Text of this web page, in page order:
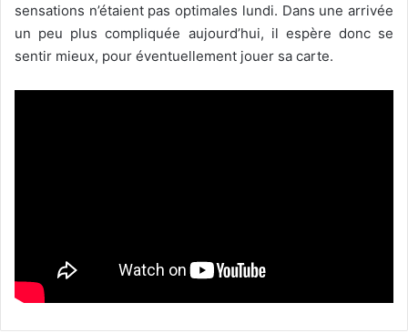
sensations n’étaient pas optimales lundi. Dans une arrivée
un peu plus compliquée aujourd’hui, il espère donc se
sentir mieux, pour éventuellement jouer sa carte.